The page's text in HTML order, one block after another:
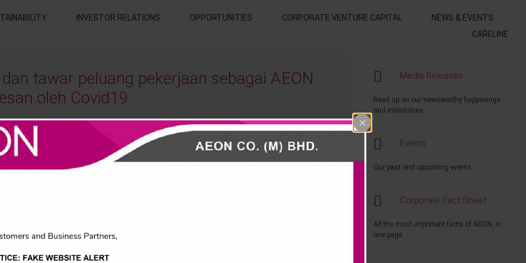
INVESTOR RELATIONS OPPORTUNITIES CORPORATE VENTURE CAPITAL
NEWS & EVENTS
CARELINE
tawar peluang pekerjaan sebagai AEON
oleh Covid19
(MAF) telah menyumbang sebanyak 300 motosikal baharu yang berlangsung
kumpulan syarikat tersebut adalah hasil daripada Kempen “Berkat Ramadan –
hasil sumbangan daripada jualan ayam di outlet AEON Retail (AEON, AEON BiG &
juta untuk projek AEON Rider, projek untuk memberi peluang pekerjaan kepada
gaji kasar sebanyak RM1,200 bagi tempoh setahun dengan tambahan caj
yang memuaskan, setiap seorang daripada 300 AEON Rider yang terlibat akan
tetap di Syarikat AEON Malaysia.
Media Releases
Read up on our newsworthy happenings
and milestones.
Events
Our past and upcoming events.
Corporate Fact Sheet
All the most important facts of AEON, in
one page.